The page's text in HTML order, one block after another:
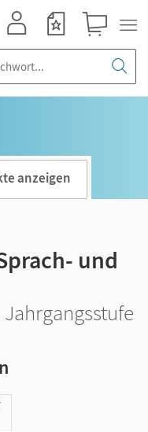
anzeigen
und
Jahrgangsstufe